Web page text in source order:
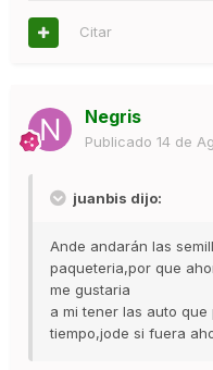
Citar
Negris
Publicado 14 de
juanbis dijo:
Ande andarán las
paqueteria,por que
me gustaria
a mi tener las auto
tiempo,jode si fuera